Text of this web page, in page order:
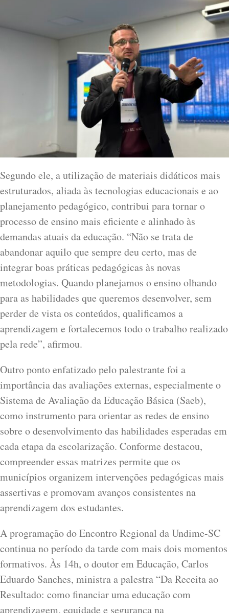
Segundo ele, a utilização de materiais didáticos mais
estruturados, aliada às tecnologias educacionais e ao
planejamento pedagógico, contribui para tornar o
processo de ensino mais eficiente e alinhado às
demandas atuais da educação. “Não se trata de
abandonar aquilo que sempre deu certo, mas de
integrar boas práticas pedagógicas às novas
metodologias. Quando planejamos o ensino olhando
para as habilidades que queremos desenvolver, sem
perder de vista os conteúdos, qualificamos a
aprendizagem e fortalecemos todo o trabalho realizado
pela rede”, afirmou.
Outro ponto enfatizado pelo palestrante foi a
importância das avaliações externas, especialmente o
Sistema de Avaliação da Educação Básica (Saeb),
como instrumento para orientar as redes de ensino
sobre o desenvolvimento das habilidades esperadas em
cada etapa da escolarização. Conforme destacou,
compreender essas matrizes permite que os
municípios organizem intervenções pedagógicas mais
assertivas e promovam avanços consistentes na
aprendizagem dos estudantes.
A programação do Encontro Regional da Undime-SC
continua no período da tarde com mais dois momentos
formativos. Às 14h, o doutor em Educação, Carlos
Eduardo Sanches, ministra a palestra “Da Receita ao
Resultado: como financiar uma educação com
aprendizagem, equidade e segurança na